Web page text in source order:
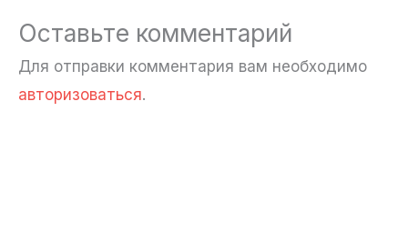
Оставьте комментарий
Для отправки комментария вам необходимо
авторизоваться.